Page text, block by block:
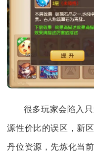
很多玩家会陷入
源性价比的误区，新
丹位资源，先炼化当